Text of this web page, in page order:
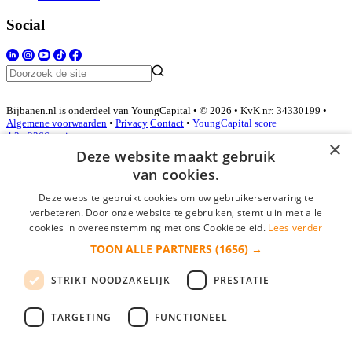
Social
Bijbanen.nl is onderdeel van YoungCapital • © 2026 • KvK nr: 34330199 •
Algemene voorwaarden • Privacy Contact • YoungCapital score
4.3 - 3366 reviews
Inloggen als bedrijf
*
login gegevens onthouden
login
×
Deze website maakt gebruik
van cookies.
Deze website gebruikt cookies om uw gebruikerservaring te
verbeteren. Door onze website te gebruiken, stemt u in met alle
cookies in overeenstemming met ons Cookiebeleid. Lees verder
TOON ALLE PARTNERS (1656) →
STRIKT NOODZAKELIJK PRESTATIE
TARGETING FUNCTIONEEL